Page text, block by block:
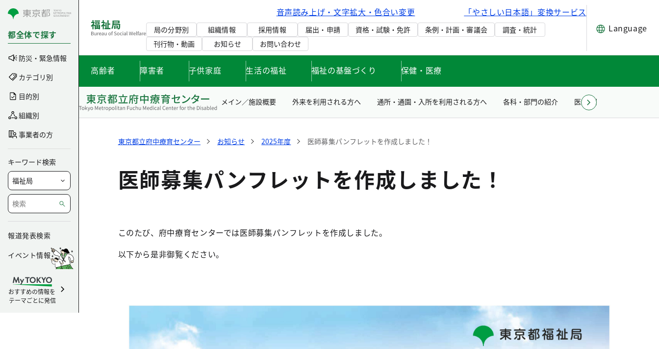
コンテンツにスキップ
都全体で探す
防災・緊急情報
カテゴリ別
目的別
組織別
事業者の方
キーワード検索
報道発表検索
イベント情報
おすすめの情報を
テーマごとに発信
音声読み上げ・文字拡大・色合い変更 「やさしい日本語」変換サービス
局の分野別 組織情報 採用情報 届出・申請 資格・試験・免許 条例・計画・審議会
調査・統計
刊行物・動画
お知らせ お問い合わせ
Language
高齢者 障害者 子供家庭 生活の福祉 福祉の基盤づくり 保健・医療
メイン／施設概要 外来を利用される方へ 通所・通園・入所を利用される方へ 各科・部門の紹介 医療関係者の方へ
東京都立府中療育センター お知らせ 2025年度 医師募集パンフレットを作成しました！
医師募集パンフレットを作成しました！
このたび、府中療育センターでは医師募集パンフレットを作成しました。
以下から是非御覧ください。